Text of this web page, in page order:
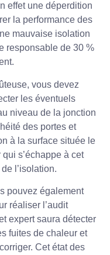
effet une déperdition
la performance des
mauvaise isolation
responsable de 30 %
vous devez
les éventuels
niveau de la jonction
des portes et
à la surface située le
s’échappe à cet
l’isolation.
pouvez également
réaliser l’audit
expert saura détecter
fuites de chaleur et
Cet état des